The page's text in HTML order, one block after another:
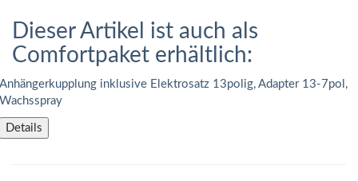
Dieser Artikel ist auch als
Comfortpaket erhältlich:
Anhängerkupplung inklusive Elektrosatz 13polig, Adapter 13-7pol,
Wachsspray
Details